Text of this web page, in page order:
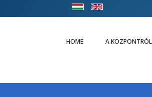
HOME A KÖZPONTRÓL